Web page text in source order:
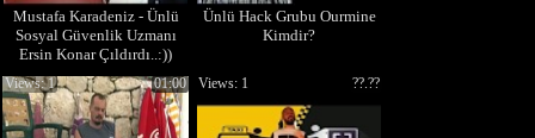
Mustafa Karadeniz - Ünlü
Sosyal Güvenlik Uzmanı
Ersin Konar Çıldırdı..:))
Ünlü Hack Grubu Ourmine
Kimdir?
01:00
Views: 1 ??.??
Views: 1